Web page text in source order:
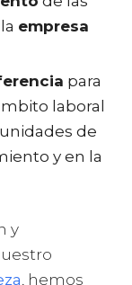
empresa
para
laboral
de
y en la
y
, hemos